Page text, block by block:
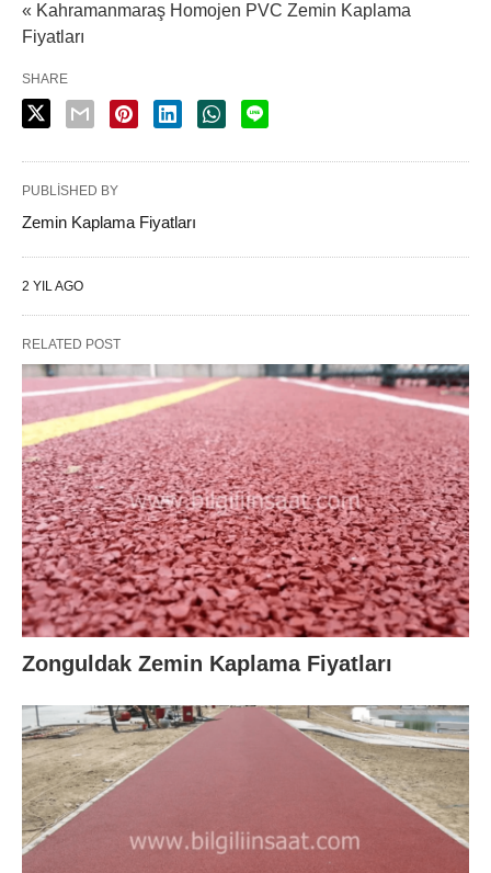
« Kahramanmaraş Homojen PVC Zemin Kaplama
Fiyatları
SHARE
PUBLISHED BY
Zemin Kaplama Fiyatları
2 YIL AGO
RELATED POST
Zonguldak Zemin Kaplama Fiyatları